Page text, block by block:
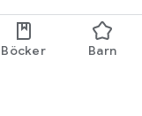
Böcker Barn